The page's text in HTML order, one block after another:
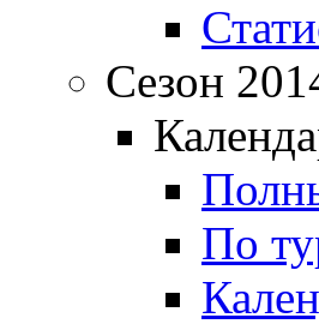
Сезон
По